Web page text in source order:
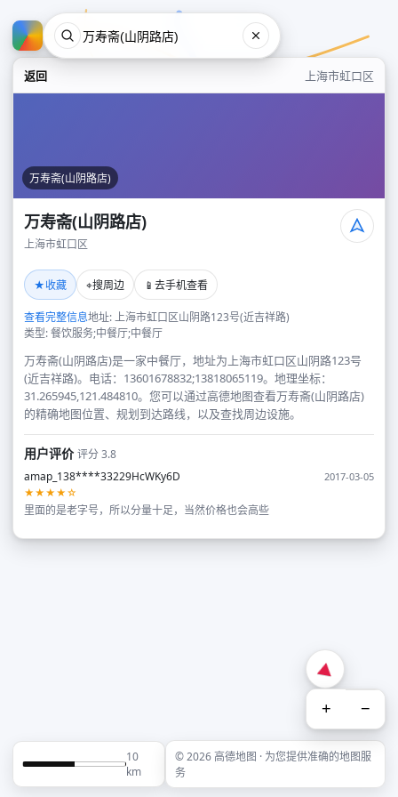
返回 上海市虹口区
万寿斋(山阴路店)
万寿斋(山阴路店)
上海市虹口区
★收藏 ⌖搜周边 📱 去手机查看
查看完整信息地址: 上海市虹口区山阴路123号(近吉祥路)
类型: 餐饮服务;中餐厅;中餐厅
万寿斋(山阴路店)是一家中餐厅，地址为上海市虹口区山阴路123号
(近吉祥路)。电话：13601678832;13818065119。地理坐标：
31.265945,121.484810。您可以通过高德地图查看万寿斋(山阴路店)
的精确地图位置、规划到达路线，以及查找周边设施。
用户评价评分 3.8
amap_138****33229HcWKy6D
2017-03-05
★★★★☆
里面的是老字号，所以分量十足，当然价格也会高些
+ −
10
km
© 2026 高德地图 · 为您提供准确的地图服
务